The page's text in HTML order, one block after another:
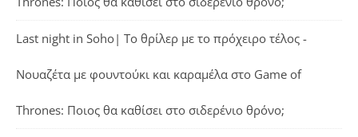
Last night in Soho| Το θρίλερ με το πρόχειρο τέλος -
Νουαζέτα με φουντούκι και καραμέλα στο Game of
Thrones: Ποιος θα καθίσει στο σιδερένιο θρόνο;